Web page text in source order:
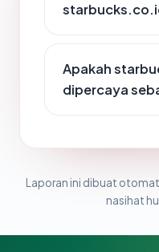
Apakah
dipercaya
Laporan ini dibuat
nasihat